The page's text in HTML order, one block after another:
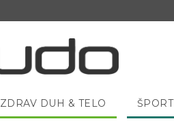
ZDRAV DUH & TELO ŠPORT